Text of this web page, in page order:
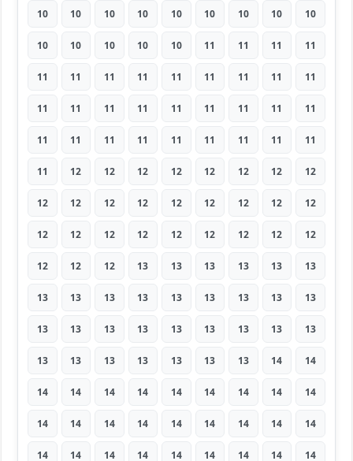
10 10 10 10 10 10 10 10 10
10 10 10 10 10 11 11 11 11
11 11 11 11 11 11 11 11 11
11 11 11 11 11 11 11 11 11
11 11 11 11 11 11 11 11 11
11 12 12 12 12 12 12 12 12
12 12 12 12 12 12 12 12 12
12 12 12 12 12 12 12 12 12
12 12 12 13 13 13 13 13 13
13 13 13 13 13 13 13 13 13
13 13 13 13 13 13 13 13 13
13 13 13 13 13 13 13 14 14
14 14 14 14 14 14 14 14 14
14 14 14 14 14 14 14 14 14
14 14 14 14 14 14 14 14 14